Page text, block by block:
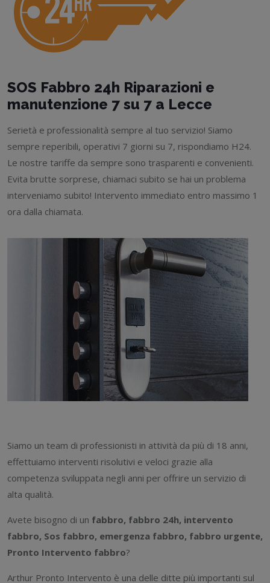
SOS Fabbro 24h Riparazioni e
manutenzione 7 su 7 a Lecce
Serietà e professionalità sempre al tuo servizio! Siamo
sempre reperibili, operativi 7 giorni su 7, rispondiamo H24.
Le nostre tariffe da sempre sono trasparenti e convenienti.
Evita brutte sorprese, chiamaci subito se hai un problema
interveniamo subito! Intervento immediato entro massimo 1
ora dalla chiamata.
Siamo un team di professionisti in attività da più di 18 anni,
effettuiamo interventi risolutivi e veloci grazie alla
competenza sviluppata negli anni per offrire un servizio di
alta qualità.
Avete bisogno di un fabbro, fabbro 24h, intervento
fabbro, Sos fabbro, emergenza fabbro, fabbro urgente,
Pronto Intervento fabbro?
Arthur Pronto Intervento è una delle ditte più importanti sul